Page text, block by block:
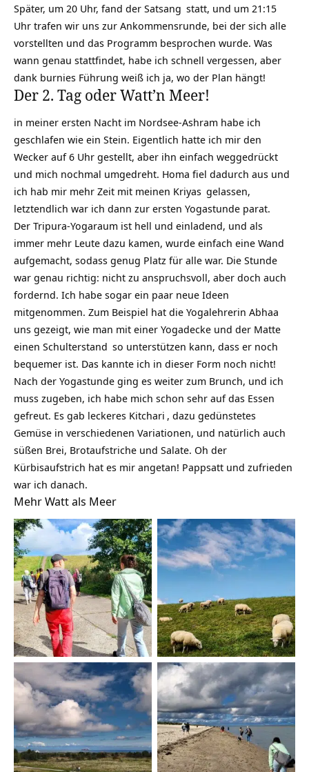
Später, um 20 Uhr, fand der Satsang statt, und um 21:15
Uhr trafen wir uns zur Ankommensrunde, bei der sich alle
vorstellten und das Programm besprochen wurde. Was
wann genau stattfindet, habe ich schnell vergessen, aber
dank burnies Führung weiß ich ja, wo der Plan hängt!
Der 2. Tag oder Watt’n Meer!
in meiner ersten Nacht im Nordsee-Ashram habe ich
geschlafen wie ein Stein. Eigentlich hatte ich mir den
Wecker auf 6 Uhr gestellt, aber ihn einfach weggedrückt
und mich nochmal umgedreht. Homa fiel dadurch aus und
ich hab mir mehr Zeit mit meinen Kriyas gelassen,
letztendlich war ich dann zur ersten Yogastunde parat.
Der Tripura-Yogaraum ist hell und einladend, und als
immer mehr Leute dazu kamen, wurde einfach eine Wand
aufgemacht, sodass genug Platz für alle war. Die Stunde
war genau richtig: nicht zu anspruchsvoll, aber doch auch
fordernd. Ich habe sogar ein paar neue Ideen
mitgenommen. Zum Beispiel hat die Yogalehrerin Abhaa
uns gezeigt, wie man mit einer Yogadecke und der Matte
einen Schulterstand so unterstützen kann, dass er noch
bequemer ist. Das kannte ich in dieser Form noch nicht!
Nach der Yogastunde ging es weiter zum Brunch, und ich
muss zugeben, ich habe mich schon sehr auf das Essen
gefreut. Es gab leckeres Kitchari , dazu gedünstetes
Gemüse in verschiedenen Variationen, und natürlich auch
süßen Brei, Brotaufstriche und Salate. Oh der
Kürbisaufstrich hat es mir angetan! Pappsatt und zufrieden
war ich danach.
Mehr Watt als Meer
Auf zum Strand
Deichblick
Erste Schritte im
Schweigen